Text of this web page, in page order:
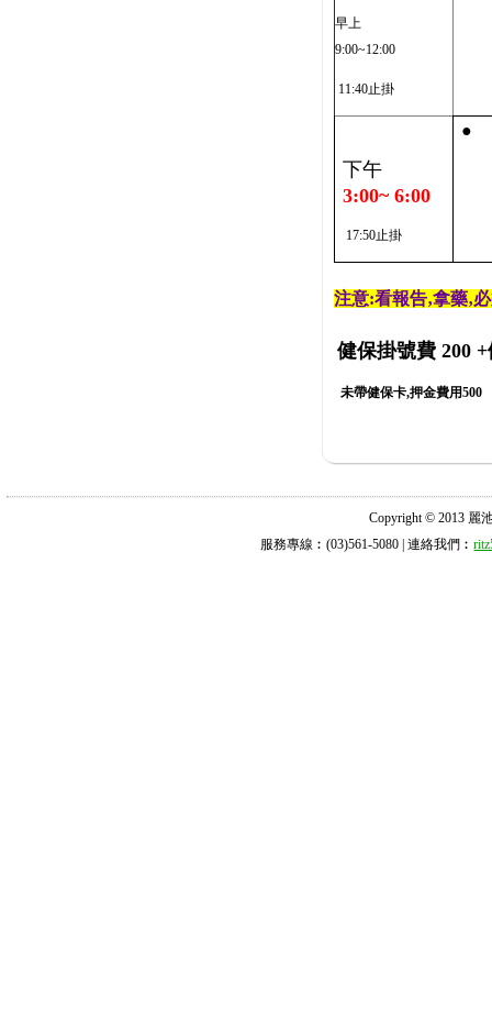
早上
9:00~12:00
11:40止掛
下午
3:00~ 6:00
17:50止掛
●
注意:看報告‚拿藥‚
健保掛號費 200 +
未帶健保卡,押金費用500
Copyright © 2013 麗
服務專線︰(03)561-5080 | 連絡我們︰